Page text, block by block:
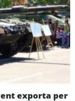
exporta per